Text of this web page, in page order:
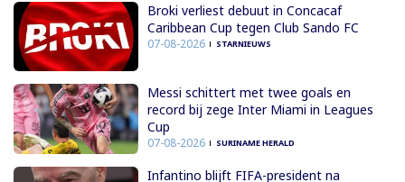
Broki verliest debuut in Concacaf
Caribbean Cup tegen Club Sando FC
07-08-2026 STARNIEUWS
Messi schittert met twee goals en
record bij zege Inter Miami in Leagues
Cup
07-08-2026 SURINAME HERALD
Infantino blijft FIFA-president na